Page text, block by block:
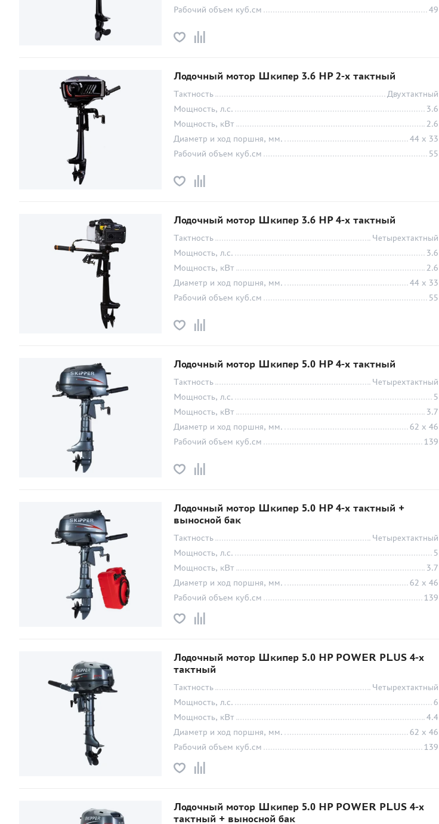
Рабочий объем куб.см
49
Лодочный мотор Шкипер 3.6 HP 2-х тактный
Тактность
Двухтактный
Мощность, л.с.
3.6
Мощность, кВт
2.6
Диаметр и ход поршня, мм.
44 х 33
Рабочий объем куб.см
55
Лодочный мотор Шкипер 3.6 HP 4-х тактный
Тактность
Четырехтактный
Мощность, л.с.
3.6
Мощность, кВт
2.6
Диаметр и ход поршня, мм.
44 x 33
Рабочий объем куб.см
55
Лодочный мотор Шкипер 5.0 HP 4-х тактный
Тактность
Четырехтактный
Мощность, л.с.
5
Мощность, кВт
3.7
Диаметр и ход поршня, мм.
62 х 46
Рабочий объем куб.см
139
Лодочный мотор Шкипер 5.0 HP 4-х тактный +
выносной бак
Тактность
Четырехтактный
Мощность, л.с.
5
Мощность, кВт
3.7
Диаметр и ход поршня, мм.
62 х 46
Рабочий объем куб.см
139
Лодочный мотор Шкипер 5.0 HP POWER PLUS 4-х
тактный
Тактность
Четырехтактный
Мощность, л.с.
6
Мощность, кВт
4.4
Диаметр и ход поршня, мм.
62 х 46
Рабочий объем куб.см
139
Лодочный мотор Шкипер 5.0 HP POWER PLUS 4-х
тактный + выносной бак